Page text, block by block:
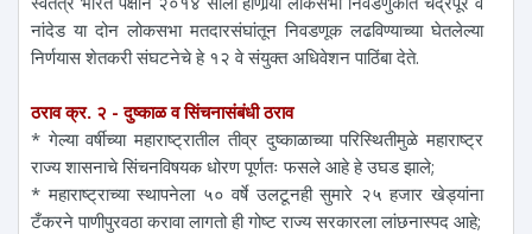
नांदेड या दोन लोकसभा मतदारसंघांतून निवडणूक लढविण्याच्या घेतलेल्या
निर्णयास शेतकरी संघटनेचे हे १२ वे संयुक्त अधिवेशन पाठिंबा देते.
ठराव क्र. २ - दुष्काळ व सिंचनासंबंधी ठराव
* गेल्या वर्षीच्या महाराष्ट्रातील तीव्र दुष्काळाच्या परिस्थितीमुळे महाराष्ट्र
राज्य शासनाचे सिंचनविषयक धोरण पूर्णतः फसले आहे हे उघड झाले;
* महाराष्ट्राच्या स्थापनेला ५० वर्षे उलटूनही सुमारे २५ हजार खेड्यांना
टँकरने पाणीपुरवठा करावा लागतो ही गोष्ट राज्य सरकारला लांछनास्पद आहे;